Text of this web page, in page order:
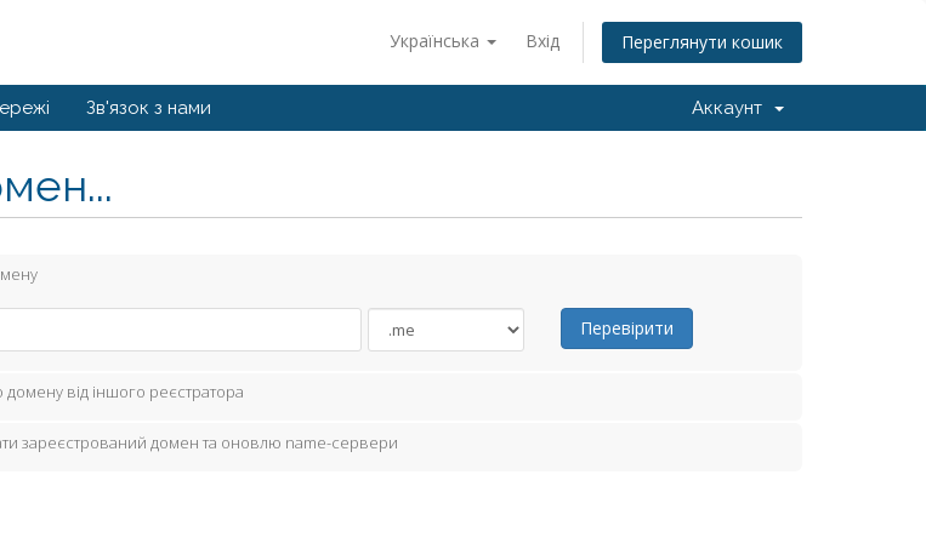
Українська Вхід Переглянути кошик
Зв'язок з нами Аккаунт
Перевірити
від іншого реєстратора
зареєстрований домен та оновлю name-сервери